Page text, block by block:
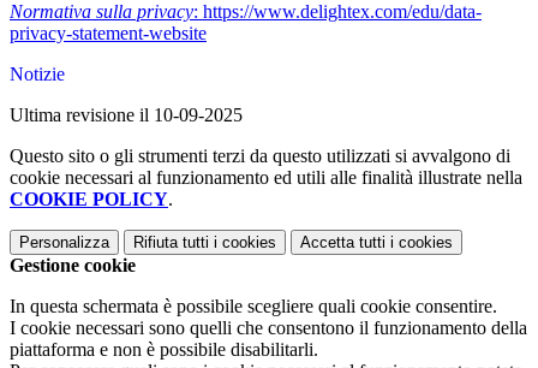
Normativa sulla privacy: https://www.delightex.com/edu/data-
privacy-statement-website
Notizie
Ultima revisione il 10-09-2025
Questo sito o gli strumenti terzi da questo utilizzati si avvalgono di
cookie necessari al funzionamento ed utili alle finalità illustrate nella
COOKIE POLICY.
Personalizza Rifiuta tutti i cookies Accetta tutti i cookies
Gestione cookie
In questa schermata è possibile scegliere quali cookie consentire.
I cookie necessari sono quelli che consentono il funzionamento della
piattaforma e non è possibile disabilitarli.